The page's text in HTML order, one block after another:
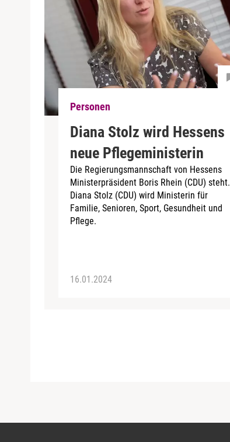
Personen
Diana Stolz wird Hessens
neue Pflegeministerin
Die Regierungsmannschaft von Hessens
Ministerpräsident Boris Rhein (CDU) steht.
Diana Stolz (CDU) wird Ministerin für
Familie, Senioren, Sport, Gesundheit und
Pflege.
16.01.2024